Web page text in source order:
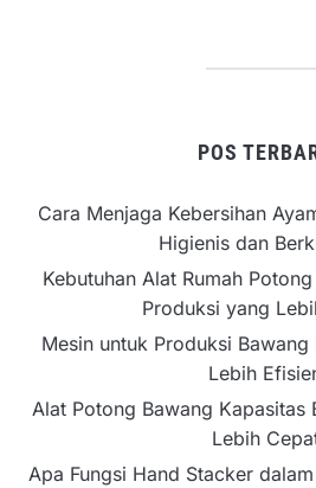
POS
Cara Menjaga Kebersihan
Higienis dan
Kebutuhan Alat Rumah
Produksi yang
Mesin untuk Produksi
Lebih
Alat Potong Bawang Kapasitas
Lebih
Apa Fungsi Hand Stacker